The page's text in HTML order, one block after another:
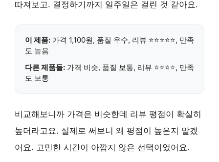
따져보고. 결정하기까지 일주일은 걸린 것 같아요.
이 제품: 가격 1,100원, 품질 우수, 리뷰 ⭐⭐⭐⭐⭐, 만족
도 높음
다른 제품들: 가격 비슷, 품질 보통, 리뷰 ⭐⭐⭐⭐, 만족
도 보통
비교해보니까 가격은 비슷한데 리뷰 평점이 확실히
높더라고요. 실제로 써보니 왜 평점이 높은지 알겠
어요. 고민한 시간이 아깝지 않은 선택이었어요.